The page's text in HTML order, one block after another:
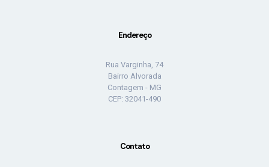
Endereço
Rua Varginha, 74
Bairro Alvorada
Contagem - MG
CEP: 32041-490
Contato